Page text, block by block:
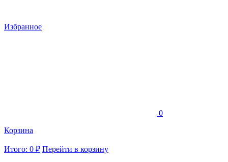
Избранное
0
Корзина
Итого: 0 ₽ Перейти в корзину